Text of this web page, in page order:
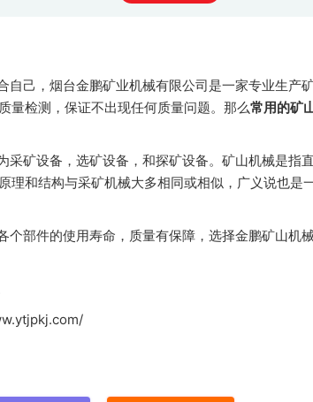
己，烟台金鹏矿业机械有限公司是一家专业生产
量检测，保证不出现任何质量问题。那么常用的矿
矿设备，选矿设备，和探矿设备。矿山机械是指
理和结构与采矿机械大多相同或相似，广义说也是
部件的使用寿命，质量有保障，选择金鹏矿山机